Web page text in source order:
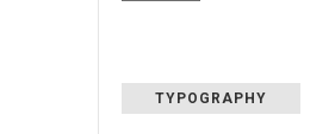
TYPOGRAPHY